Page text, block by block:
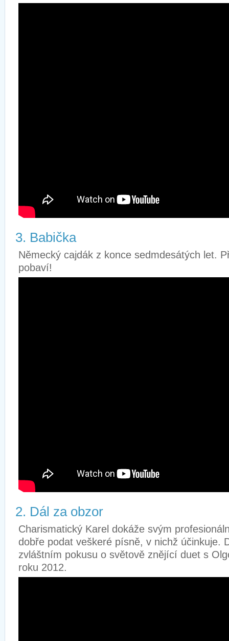
3. Babička
Německý cajdák z konce sedmdesátých let.
pobaví!
2. Dál za obzor
Charismatický Karel dokáže svým
dobře podat veškeré písně, v nichž účinkuje.
zvláštním pokusu o světově znějící duet s
roku 2012.